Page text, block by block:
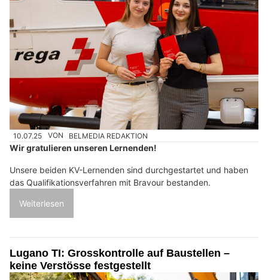
10.07.25 VON BELMEDIA REDAKTION
Wir gratulieren unseren Lernenden!
Unsere beiden KV-Lernenden sind durchgestartet und haben
das Qualifikationsverfahren mit Bravour bestanden.
Weiterlesen
Lugano TI: Grosskontrolle auf Baustellen –
keine Verstösse festgestellt